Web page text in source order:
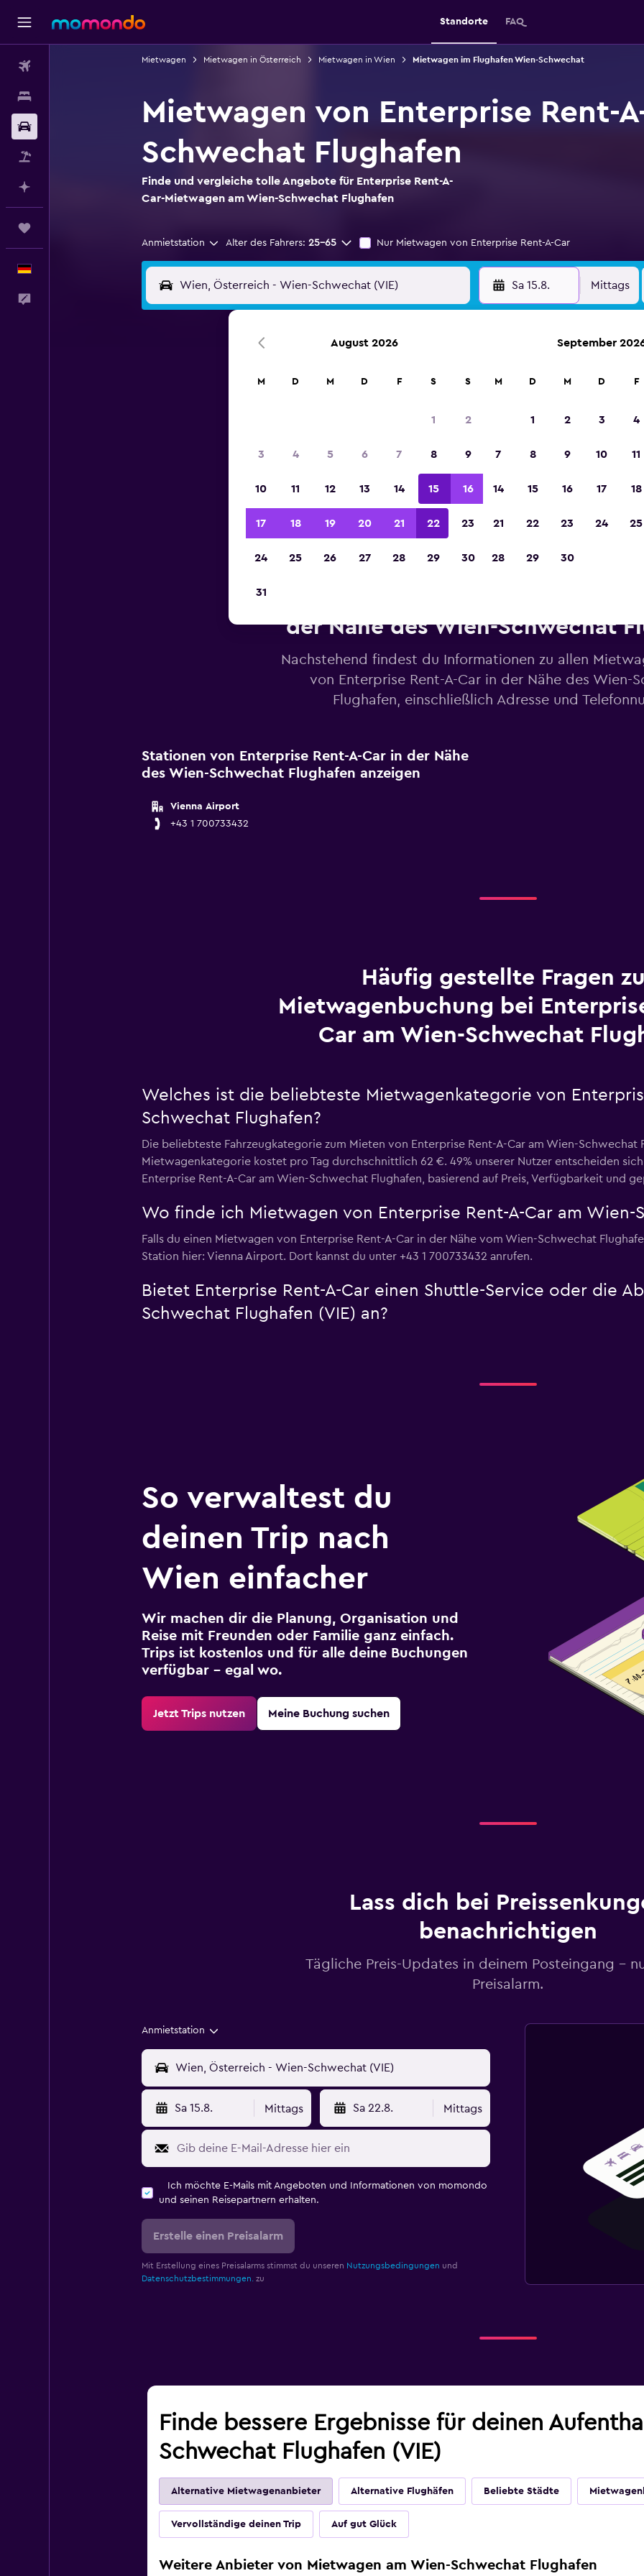
Standorte FAQ
Mietwagen Mietwagen in Österreich Mietwagen in Wien Mietwagen im Flughafen Wien-Schwechat
Mietwagen von Enterprise Rent-
Schwechat Flughafen
Finde und vergleiche tolle Angebote für Enterprise Rent-A-
Car-Mietwagen am Wien-Schwechat Flughafen
Anmietstation Alter des Fahrers: 25-65 Nur Mietwagen von Enterprise Rent-A-Car
Sa 15.8. Mittags
Sieger 2023 gekürt
der Nähe des Wien-Schwechat
Nachstehend findest du Informationen zu allen
von Enterprise Rent-A-Car in der Nähe des Wien-
Flughafen, einschließlich Adresse und
Stationen von Enterprise Rent-A-Car in der Nähe
des Wien-Schwechat Flughafen anzeigen
Vienna Airport
+43 1 700733432
Häufig gestellte Fragen
Mietwagenbuchung bei
Car am Wien-Schwechat
Welches ist die beliebteste Mietwagenkategorie von
Schwechat Flughafen?
Die beliebteste Fahrzeugkategorie zum Mieten von Enterprise Rent-A-Car am Wien-
Mietwagenkategorie kostet pro Tag durchschnittlich 62 €. 49% unserer Nutzer entscheiden
Enterprise Rent-A-Car am Wien-Schwechat Flughafen, basierend auf Preis, Verfügbarkeit und
Wo finde ich Mietwagen von Enterprise Rent-A-Car am Wien-
Falls du einen Mietwagen von Enterprise Rent-A-Car in der Nähe vom Wien-Schwechat
Station hier: Vienna Airport. Dort kannst du unter +43 1 700733432 anrufen.
Bietet Enterprise Rent-A-Car einen Shuttle-Service oder die
Schwechat Flughafen (VIE) an?
So verwaltest du
deinen Trip nach
Wien einfacher
Wir machen dir die Planung, Organisation und
Reise mit Freunden oder Familie ganz einfach.
Trips ist kostenlos und für alle deine Buchungen
verfügbar – egal wo.
Jetzt Trips nutzen Meine Buchung suchen
Lass dich bei
benachrichtigen
Tägliche Preis-Updates in deinem Posteingang –
Preisalarm.
Anmietstation
Sa 15.8. Mittags Sa 22.8. Mittags
Ich möchte E-Mails mit Angeboten und Informationen von momondo
und seinen Reisepartnern erhalten.
Erstelle einen Preisalarm
Mit Erstellung eines Preisalarms stimmst du unseren Nutzungsbedingungen und
Datenschutzbestimmungen.zu
Finde bessere Ergebnisse für deinen
Schwechat Flughafen (VIE)
Alternative Mietwagenanbieter Alternative Flughäfen Beliebte Städte
Vervollständige deinen Trip Auf gut Glück
Weitere Anbieter von Mietwagen am Wien-Schwechat Flughafen
August 2026
M D M D F S S
1 2
3 4 5 6 7 8 9
10 11 12 13 14 15 16
17 18 19 20 21 22 23
24 25 26 27 28 29 30
31
September
M D M D F
1 2 3 4
7 8 9 10 11
14 15 16 17 18
21 22 23 24 25
28 29 30